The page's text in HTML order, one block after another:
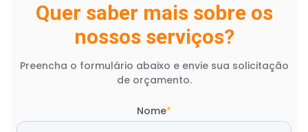
Quer saber mais sobre os
nossos serviços?
Preencha o formulário abaixo e envie sua solicitação
de orçamento.
Nome*